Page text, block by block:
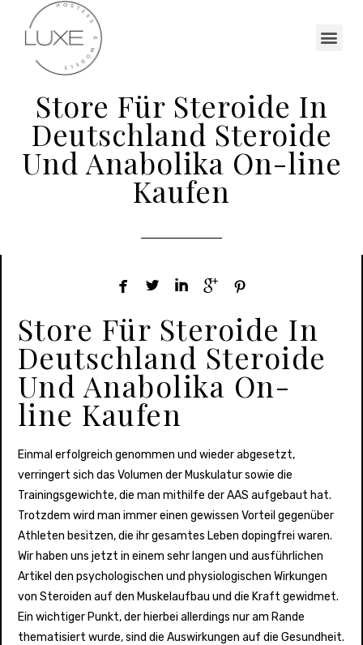
Store Für Steroide In
Deutschland Steroide
Und Anabolika On-line
Kaufen
    
Store Für Steroide In
Deutschland Steroide
Und Anabolika On-
line Kaufen
Einmal erfolgreich genommen und wieder abgesetzt,
verringert sich das Volumen der Muskulatur sowie die
Trainingsgewichte, die man mithilfe der AAS aufgebaut hat.
Trotzdem wird man immer einen gewissen Vorteil gegenüber
Athleten besitzen, die ihr gesamtes Leben dopingfrei waren.
Wir haben uns jetzt in einem sehr langen und ausführlichen
Artikel den psychologischen und physiologischen Wirkungen
von Steroiden auf den Muskelaufbau und die Kraft gewidmet.
Ein wichtiger Punkt, der hierbei allerdings nur am Rande
thematisiert wurde, sind die Auswirkungen auf die Gesundheit.